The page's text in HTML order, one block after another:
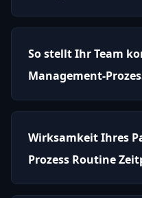
So stellt Ihr Team
Management-
Wirksamkeit Ihres
Prozess Routine